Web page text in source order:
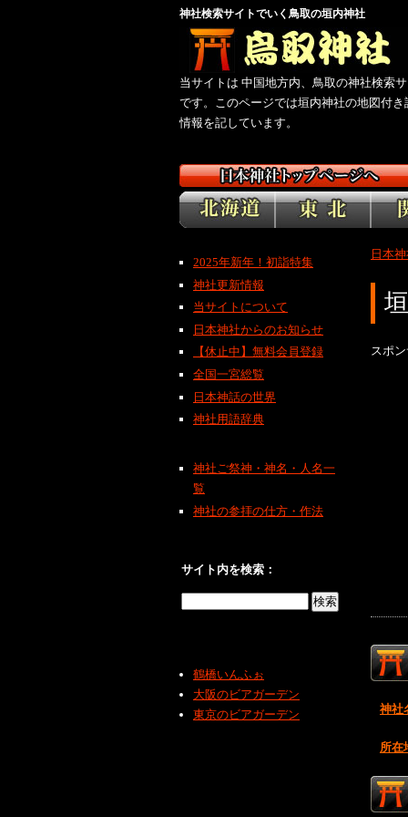
神社検索サイトでいく鳥取の垣内神社
当サイトは 中国地方内、鳥取の神社検索
です。このページでは垣内神社の地図付き
情報を記しています。
日本
スポ
神社
所在
2025年新年！初詣特集
神社更新情報
当サイトについて
日本神社からのお知らせ
【休止中】無料会員登録
全国一宮総覧
日本神話の世界
神社用語辞典
神社ご祭神・神名・人名一
覧
神社の参拝の仕方・作法
サイト内を検索：
鶴橋いんふぉ
大阪のビアガーデン
東京のビアガーデン